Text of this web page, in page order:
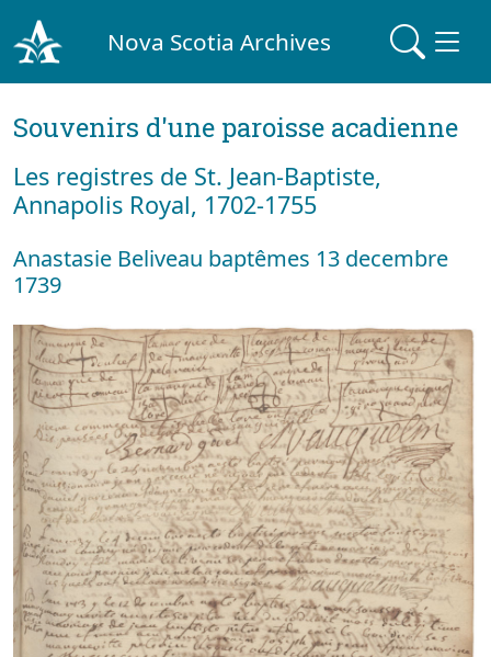
Nova Scotia Archives
Souvenirs d'une paroisse acadienne
Les registres de St. Jean-Baptiste,
Annapolis Royal, 1702-1755
Anastasie Beliveau baptêmes 13 decembre
1739